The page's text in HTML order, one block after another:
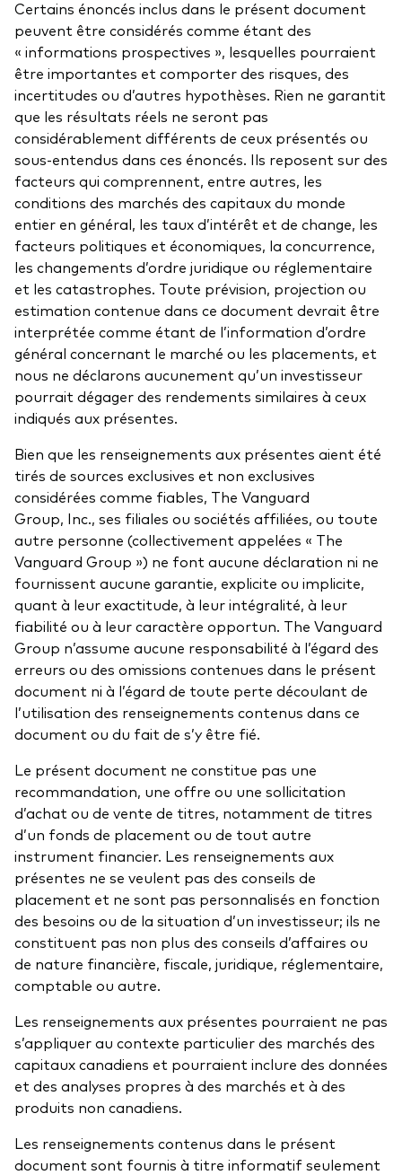
Certains énoncés inclus dans le présent document
peuvent être considérés comme étant des
« informations prospectives », lesquelles pourraient
être importantes et comporter des risques, des
incertitudes ou d’autres hypothèses. Rien ne garantit
que les résultats réels ne seront pas
considérablement différents de ceux présentés ou
sous-entendus dans ces énoncés. Ils reposent sur des
facteurs qui comprennent, entre autres, les
conditions des marchés des capitaux du monde
entier en général, les taux d’intérêt et de change, les
facteurs politiques et économiques, la concurrence,
les changements d’ordre juridique ou réglementaire
et les catastrophes. Toute prévision, projection ou
estimation contenue dans ce document devrait être
interprétée comme étant de l’information d’ordre
général concernant le marché ou les placements, et
nous ne déclarons aucunement qu’un investisseur
pourrait dégager des rendements similaires à ceux
indiqués aux présentes.
Bien que les renseignements aux présentes aient été
tirés de sources exclusives et non exclusives
considérées comme fiables, The Vanguard
Group, Inc., ses filiales ou sociétés affiliées, ou toute
autre personne (collectivement appelées « The
Vanguard Group ») ne font aucune déclaration ni ne
fournissent aucune garantie, explicite ou implicite,
quant à leur exactitude, à leur intégralité, à leur
fiabilité ou à leur caractère opportun. The Vanguard
Group n’assume aucune responsabilité à l’égard des
erreurs ou des omissions contenues dans le présent
document ni à l’égard de toute perte découlant de
l’utilisation des renseignements contenus dans ce
document ou du fait de s’y être fié.
Le présent document ne constitue pas une
recommandation, une offre ou une sollicitation
d’achat ou de vente de titres, notamment de titres
d’un fonds de placement ou de tout autre
instrument financier. Les renseignements aux
présentes ne se veulent pas des conseils de
placement et ne sont pas personnalisés en fonction
des besoins ou de la situation d’un investisseur; ils ne
constituent pas non plus des conseils d’affaires ou
de nature financière, fiscale, juridique, réglementaire,
comptable ou autre.
Les renseignements aux présentes pourraient ne pas
s’appliquer au contexte particulier des marchés des
capitaux canadiens et pourraient inclure des données
et des analyses propres à des marchés et à des
produits non canadiens.
Les renseignements contenus dans le présent
document sont fournis à titre informatif seulement